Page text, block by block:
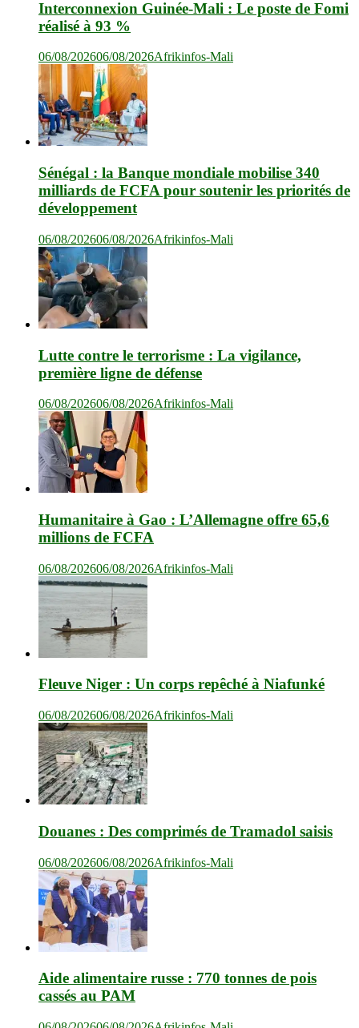
Interconnexion Guinée-Mali : Le poste de Fomi
réalisé à 93 %
06/08/202606/08/2026Afrikinfos-Mali
Sénégal : la Banque mondiale mobilise 340
milliards de FCFA pour soutenir les priorités de
développement
06/08/202606/08/2026Afrikinfos-Mali
Lutte contre le terrorisme : La vigilance,
première ligne de défense
06/08/202606/08/2026Afrikinfos-Mali
Humanitaire à Gao : L’Allemagne offre 65,6
millions de FCFA
06/08/202606/08/2026Afrikinfos-Mali
Fleuve Niger : Un corps repêché à Niafunké
06/08/202606/08/2026Afrikinfos-Mali
Douanes : Des comprimés de Tramadol saisis
06/08/202606/08/2026Afrikinfos-Mali
Aide alimentaire russe : 770 tonnes de pois
cassés au PAM